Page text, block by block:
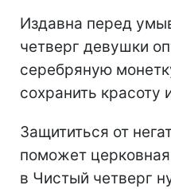
Издавна перед
четверг девушки
серебряную
сохранить красоту
Защититься от
поможет
в Чистый четверг